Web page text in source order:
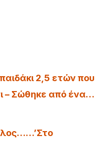
2,5 ετών που
– Σώθηκε από ένα…